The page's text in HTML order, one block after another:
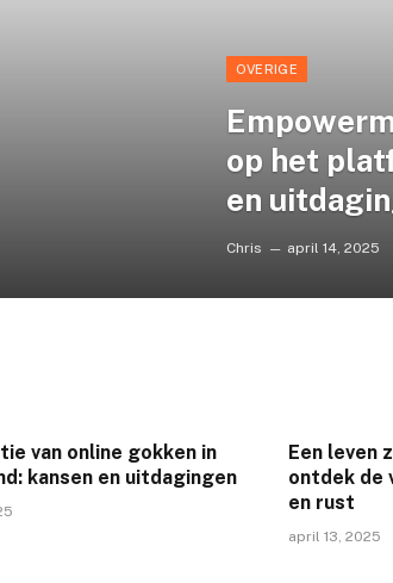
OVERIGE
op het
en
Chris april 14, 2025
van online gokken in
kansen en uitdagingen
Een leven
ontdek de
en rust
april 13, 2025